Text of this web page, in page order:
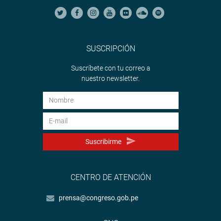
SUSCRIPCIÓN
Suscríbete con tu correo a
nuestro newsletter.
Suscribirme
CENTRO DE ATENCIÓN
prensa@congreso.gob.pe